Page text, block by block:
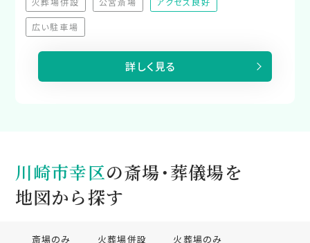
（非対応）
（非対応）
広い駐車場
（非対応）
詳しく見る
川崎市幸区の斎場・葬儀場を
地図から探す
斎場のみ 火葬場併設
火葬場のみ